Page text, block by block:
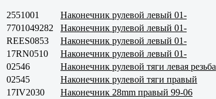
2551001 Наконечник рулевой левый 01-
7701049282
Наконечник рулевой левый 01-
REES0853
Наконечник рулевой левый 01-
17RN0510
Наконечник рулевой левый 01-
02546
Наконечник рулевой тяги левая резьба
02545
Наконечник рулевой тяги правый
17IV2030
Наконечник 28mm правый 99-06